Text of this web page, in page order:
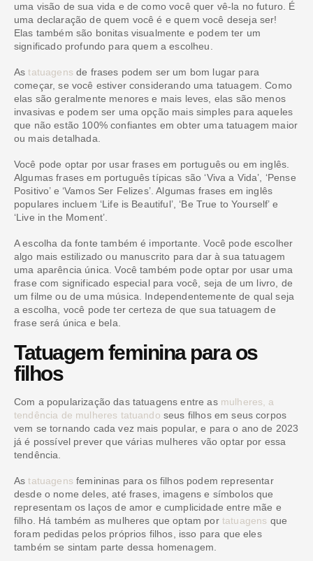
uma visão de sua vida e de como você quer vê-la no futuro. É
uma declaração de quem você é e quem você deseja ser!
Elas também são bonitas visualmente e podem ter um
significado profundo para quem a escolheu.
Astatuagens de frases podem ser um bom lugar para
começar, se você estiver considerando uma tatuagem. Como
elas são geralmente menores e mais leves, elas são menos
invasivas e podem ser uma opção mais simples para aqueles
que não estão 100% confiantes em obter uma tatuagem maior
ou mais detalhada.
Você pode optar por usar frases em português ou em inglês.
Algumas frases em português típicas são ‘Viva a Vida’, ‘Pense
Positivo’ e ‘Vamos Ser Felizes’. Algumas frases em inglês
populares incluem ‘Life is Beautiful’, ‘Be True to Yourself’ e
‘Live in the Moment’.
A escolha da fonte também é importante. Você pode escolher
algo mais estilizado ou manuscrito para dar à sua tatuagem
uma aparência única. Você também pode optar por usar uma
frase com significado especial para você, seja de um livro, de
um filme ou de uma música. Independentemente de qual seja
a escolha, você pode ter certeza de que sua tatuagem de
frase será única e bela.
Tatuagem feminina para os
filhos
Com a popularização das tatuagens entre as mulheres, a
tendência de mulheres tatuando seus filhos em seus corpos
vem se tornando cada vez mais popular, e para o ano de 2023
já é possível prever que várias mulheres vão optar por essa
tendência.
Astatuagens femininas para os filhos podem representar
desde o nome deles, até frases, imagens e símbolos que
representam os laços de amor e cumplicidade entre mãe e
filho. Há também as mulheres que optam por tatuagens que
foram pedidas pelos próprios filhos, isso para que eles
também se sintam parte dessa homenagem.